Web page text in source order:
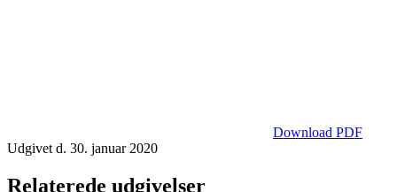
Download PDF
Udgivet d. 30. januar 2020
Relaterede udgivelser